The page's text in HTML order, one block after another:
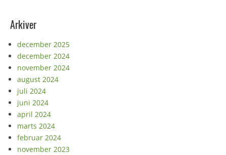
Arkiver
december 2025
december 2024
november 2024
august 2024
juli 2024
juni 2024
april 2024
marts 2024
februar 2024
november 2023